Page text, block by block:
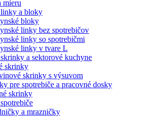
mieru
a bloky
bloky
linky bez spotrebičov
linky so spotrebičmi
linky v tvare L
a sektorové kuchyne
skrinky
skrinky s výsuvom
pre spotrebiče a pracovné dosky
skrinky
a mrazničky